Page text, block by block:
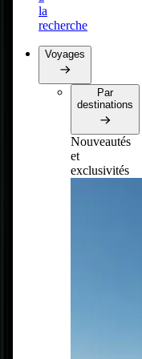
la
recherche
Voyages
Par
destinations
Nouveautés
et
exclusivités